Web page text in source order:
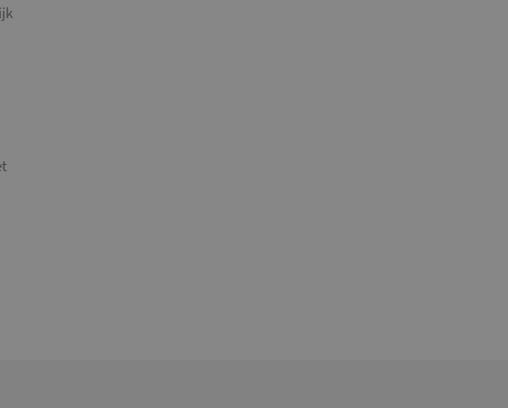
ingesteld door Google Analytics,
de naam het unieke
account of de website waarop het
op de _gat-cookie die wordt
die Google registreert op